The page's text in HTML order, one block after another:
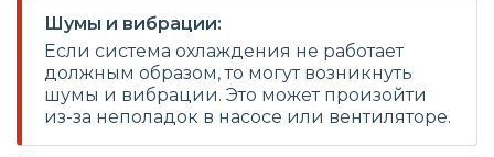
Шумы и вибрации:
Если система охлаждения не работает
должным образом, то могут возникнуть
шумы и вибрации. Это может произойти
из-за неполадок в насосе или вентиляторе.